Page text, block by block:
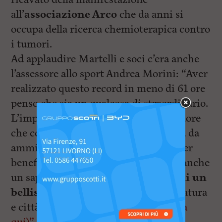
all’associazione Arco che da anni si
occupa della ricerca chemioterapica contro
i tumori.
Ad applaudire Martelli e soci c’era anche
l’assessore allo sport Andrea Morini: “Aver
realizzato questo record in meno di 61 ore
penso che sia un qualcosa di straordinario.
L’impresa è stata fatta prima con il cuore
che con i muscoli. Martelli è un atleta da
ammirare visto che fa sempre tutto per
beneficenza quindi questo record ha anche
un sapore sociale. Direi che si tratta
di un
bellissimo spot
per la nostra candidatura
e città europea dello sport 2019(clicca